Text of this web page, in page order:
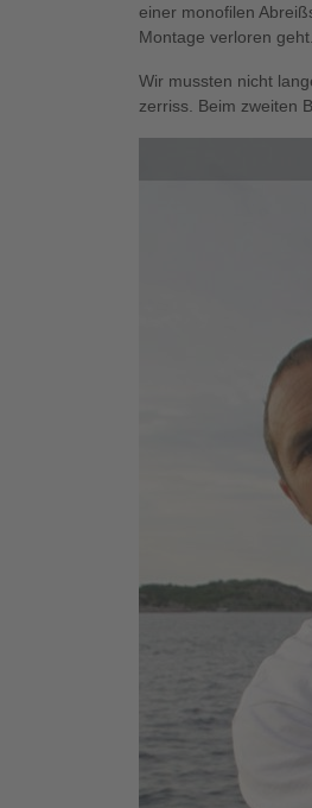
einer monofilen
Montage verloren geht.
Wir mussten nicht
zerriss. Beim zweiten